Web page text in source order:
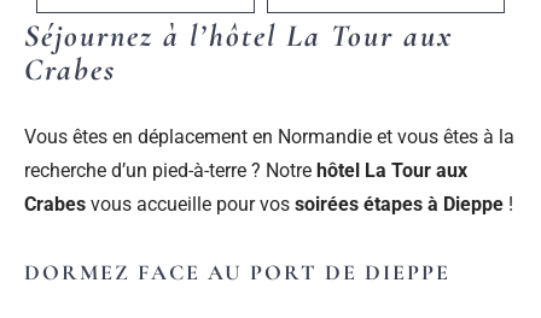
Séjournez à l’hôtel La Tour aux
Crabes
Vous êtes en déplacement en Normandie et vous êtes à la
recherche d’un pied-à-terre ? Notre hôtel La Tour aux
Crabes vous accueille pour vos soirées étapes à Dieppe !
DORMEZ FACE AU PORT DE DIEPPE